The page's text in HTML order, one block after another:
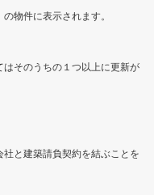
物件に表示されます。
そのうちの１つ以上に更新が
と建築請負契約を結ぶことを